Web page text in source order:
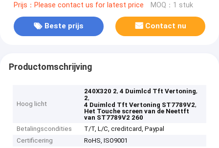
Prijs：Please contact us for latest price MOQ：1 stuk
Beste prijs Contact nu
Productomschrijving
Hoog licht
240X320 2,4 Duimlcd Tft Vertoning,
2,
4 Duimlcd Tft Vertoning ST7789V2,
Het Touche screen van de Neettft
van ST7789V2 260
Betalingscondities
T/T, L/C, creditcard, Paypal
Certificering
RoHS, ISO9001